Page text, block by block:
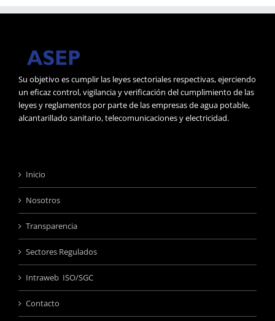
Su objetivo es cumplir las leyes sectoriales respectivas, ejerciendo
un eficaz control, vigilancia y verificación del cumplimiento de las
leyes y reglamentos por parte de las empresas de agua potable,
alcantarillado sanitario, telecomunicaciones y electricidad.
Inicio
Nosotros
Transparencia
Sectores Regulados
Intraweb ISO/SGC
Contacto